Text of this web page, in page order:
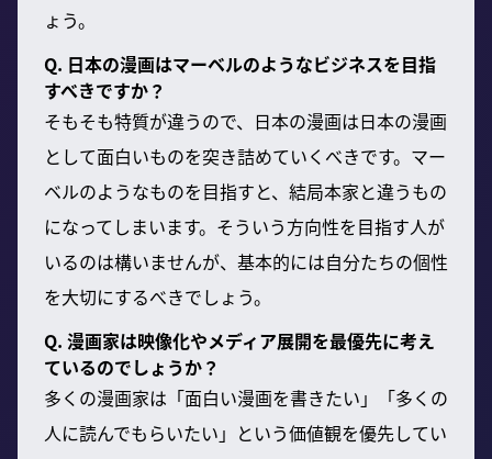
ょう。
Q. 日本の漫画はマーベルのようなビジネスを目指
すべきですか？
そもそも特質が違うので、日本の漫画は日本の漫画
として面白いものを突き詰めていくべきです。マー
ベルのようなものを目指すと、結局本家と違うもの
になってしまいます。そういう方向性を目指す人が
いるのは構いませんが、基本的には自分たちの個性
を大切にするべきでしょう。
Q. 漫画家は映像化やメディア展開を最優先に考え
ているのでしょうか？
多くの漫画家は「面白い漫画を書きたい」「多くの
人に読んでもらいたい」という価値観を優先してい